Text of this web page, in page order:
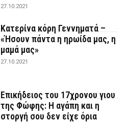
27.10.2021
Κατερίνα κόρη Γεννηματά –
«Ήσουν πάντα η ηρωίδα μας, η
μαμά μας»
27.10.2021
Επικήδειος του 17χρονου γιου
της Φώφης: Η αγάπη και η
στοργή σου δεν είχε όρια